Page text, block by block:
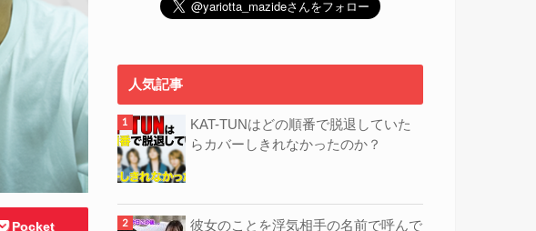
Pocket
人気記事
KAT-TUNはどの順番で脱退していた
らカバーしきれなかったのか？
彼女のことを浮気相手の名前で呼んで